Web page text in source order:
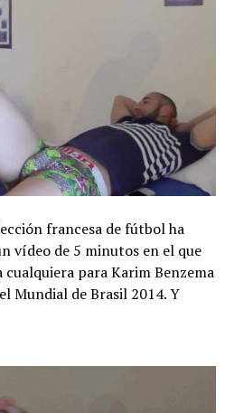
francesa de fútbol ha
vídeo de 5 minutos en el que
cualquiera para Karim Benzema
Mundial de Brasil 2014. Y